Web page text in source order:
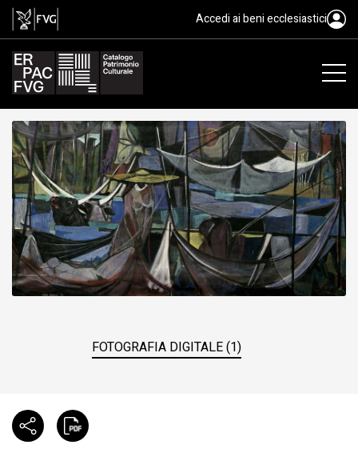
Omaggio a Garcia Lorca,
Accedi ai beni ecclesiastici
FOTOGRAFIA DIGITALE (1)